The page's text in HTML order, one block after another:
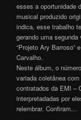
esses a oportunidade
musical produzido
indica, esse trabalho
gerando uma
“Projeto Ary Barroso”
Carvalho.
Neste álbum, o
variada coletânea
contratados da EMI –
interpretadadas por
relembrar. Confiram…